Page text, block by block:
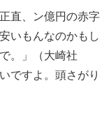
直、ン億円の赤字
いもんなのかもし
。」（大崎社
ですよ。頭さがり